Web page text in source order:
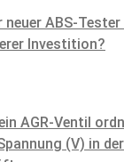
ABS-
Investition?
AGR-Ventil
(V) in